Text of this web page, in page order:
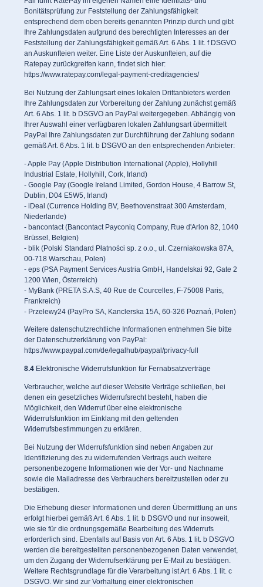
Bonitätsprüfung zur Feststellung der Zahlungsfähigkeit
entsprechend dem oben bereits genannten Prinzip durch und gibt
Ihre Zahlungsdaten aufgrund des berechtigten Interesses an der
Feststellung der Zahlungsfähigkeit gemäß Art. 6 Abs. 1 lit. f DSGVO
an Auskunfteien weiter. Eine Liste der Auskunfteien, auf die
Ratepay zurückgreifen kann, findet sich hier:
https://www.ratepay.com/legal-payment-creditagencies/
Bei Nutzung der Zahlungsart eines lokalen Drittanbieters werden
Ihre Zahlungsdaten zur Vorbereitung der Zahlung zunächst gemäß
Art. 6 Abs. 1 lit. b DSGVO an PayPal weitergegeben. Abhängig von
Ihrer Auswahl einer verfügbaren lokalen Zahlungsart übermittelt
PayPal Ihre Zahlungsdaten zur Durchführung der Zahlung sodann
gemäß Art. 6 Abs. 1 lit. b DSGVO an den entsprechenden Anbieter:
- Apple Pay (Apple Distribution International (Apple), Hollyhill
Industrial Estate, Hollyhill, Cork, Irland)
- Google Pay (Google Ireland Limited, Gordon House, 4 Barrow St,
Dublin, D04 E5W5, Irland)
- iDeal (Currence Holding BV, Beethovenstraat 300 Amsterdam,
Niederlande)
- bancontact (Bancontact Payconiq Company, Rue d'Arlon 82, 1040
Brüssel, Belgien)
- blik (Polski Standard Płatności sp. z o.o., ul. Czerniakowska 87A,
00-718 Warschau, Polen)
- eps (PSA Payment Services Austria GmbH, Handelskai 92, Gate 2
1200 Wien, Österreich)
- MyBank (PRETA S.A.S, 40 Rue de Courcelles, F-75008 Paris,
Frankreich)
- Przelewy24 (PayPro SA, Kanclerska 15A, 60-326 Poznań, Polen)
Weitere datenschutzrechtliche Informationen entnehmen Sie bitte
der Datenschutzerklärung von PayPal:
https://www.paypal.com/de/legalhub/paypal/privacy-full
8.4 Elektronische Widerrufsfunktion für Fernabsatzverträge
Verbraucher, welche auf dieser Website Verträge schließen, bei
denen ein gesetzliches Widerrufsrecht besteht, haben die
Möglichkeit, den Widerruf über eine elektronische
Widerrufsfunktion im Einklang mit den geltenden
Widerrufsbestimmungen zu erklären.
Bei Nutzung der Widerrufsfunktion sind neben Angaben zur
Identifizierung des zu widerrufenden Vertrags auch weitere
personenbezogene Informationen wie der Vor- und Nachname
sowie die Mailadresse des Verbrauchers bereitzustellen oder zu
bestätigen.
Die Erhebung dieser Informationen und deren Übermittlung an uns
erfolgt hierbei gemäß Art. 6 Abs. 1 lit. b DSGVO und nur insoweit,
wie sie für die ordnungsgemäße Bearbeitung des Widerrufs
erforderlich sind. Ebenfalls auf Basis von Art. 6 Abs. 1 lit. b DSGVO
werden die bereitgestellten personenbezogenen Daten verwendet,
um den Zugang der Widerrufserklärung per E-Mail zu bestätigen.
Weitere Rechtsgrundlage für die Verarbeitung ist Art. 6 Abs. 1 lit. c
DSGVO. Wir sind zur Vorhaltung einer elektronischen